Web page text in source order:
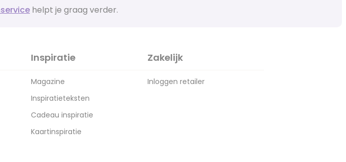
helpt je graag verder.
Inspiratie
Magazine
Inspiratieteksten
Cadeau inspiratie
Kaartinspiratie
Zakelijk
Inloggen retailer